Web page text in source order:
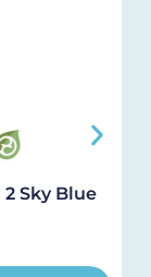
Sky Blue